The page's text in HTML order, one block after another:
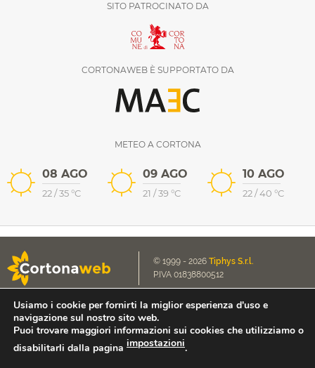
SITO PATROCINATO DA
CORTONAWEB È SUPPORTATO DA
METEO A CORTONA
08 AGO
22/35°C
09 AGO
21 /39 °C
10 AGO
22/40 °C
© 1999 - 2026 Tiphys S.r.l.
P.IVA 01838800512
Cookie Policy
Privacy Policy
Scrivici a
Usiamo i cookie per fornirti la miglior esperienza d'uso e
navigazione sul nostro sito web.
Puoi trovare maggiori informazioni sui cookies che utilizziamo o
disabilitarli dalla pagina impostazioni.